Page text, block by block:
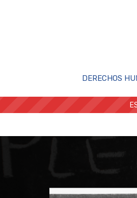
DERECHOS